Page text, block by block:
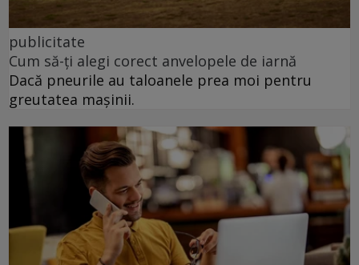
publicitate
Cum să-ți alegi corect anvelopele de iarnă
Dacă pneurile au taloanele prea moi pentru
greutatea mașinii.